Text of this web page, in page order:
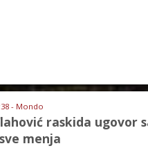
- Mondo
raskida ugovor
menja